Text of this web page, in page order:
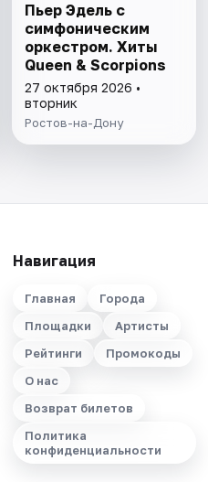
Пьер Эдель с
симфоническим
оркестром. Хиты
Queen & Scorpions
27 октября 2026 •
вторник
Ростов-на-Дону
Навигация
Главная
Города
Площадки
Артисты
Рейтинги
Промокоды
О нас
Возврат билетов
Политика
конфиденциальности